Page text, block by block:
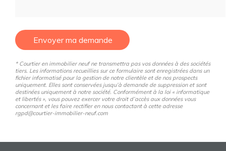
Envoyer ma demande
* Courtier en immobilier neuf ne transmettra pas vos données à des sociétés
tiers. Les informations recueillies sur ce formulaire sont enregistrées dans un
fichier informatisé pour la gestion de notre clientèle et de nos prospects
uniquement. Elles sont conservées jusqu’à demande de suppression et sont
destinées uniquement à notre société. Conformément à la loi « informatique
et libertés », vous pouvez exercer votre droit d’accès aux données vous
concernant et les faire rectifier en nous contactant à cette adresse
rgpd@courtier-immobilier-neuf.com